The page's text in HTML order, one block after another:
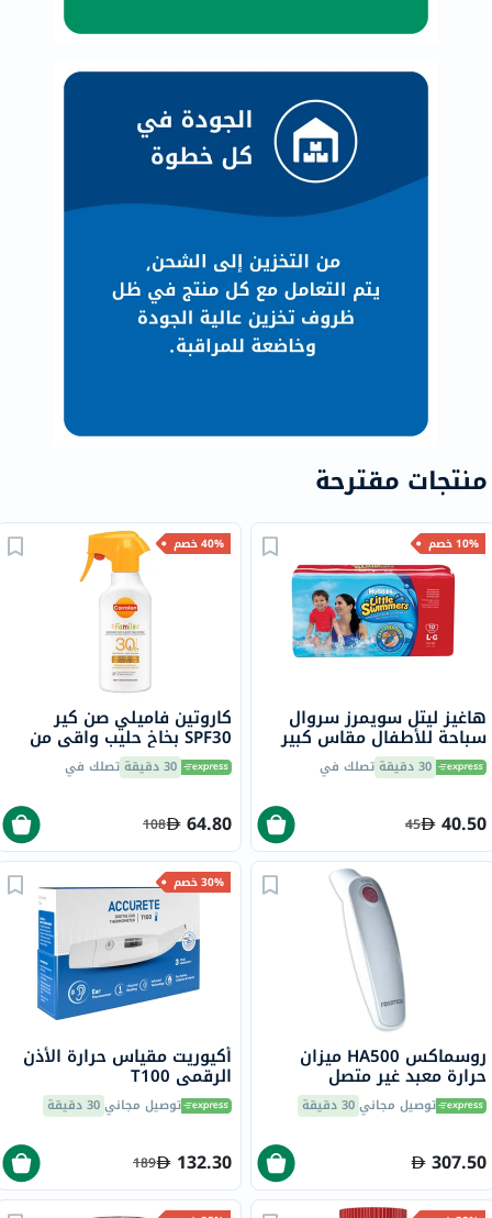
منتجات مقترحة
10% خصم
هاغيز ليتل سويمرز سروال
سباحة للأطفال مقاس كبير
14 + كجم حزمة من 10 30 دقيقة تصلك في
40.50
45
40% خصم
كاروتين فاميلي صن كير
SPF30 بخاخ حليب واقي من
الشمس للوجه والجسم 270
مل 30 دقيقة تصلك في
64.80
108
روسماكس HA500 ميزان
حرارة معبد غير متصل
توصيل مجاني30 دقيقة
307.50
30% خصم
أكيوريت مقياس حرارة الأذن
الرقمي T100
توصيل مجاني30 دقيقة
132.30
189